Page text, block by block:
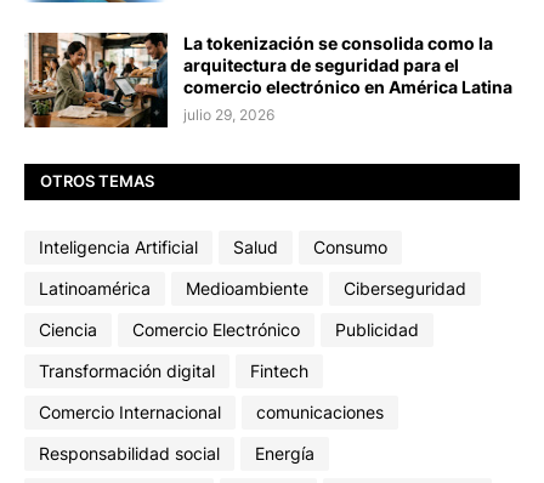
La tokenización se consolida como la
arquitectura de seguridad para el
comercio electrónico en América Latina
julio 29, 2026
OTROS TEMAS
Inteligencia Artificial Salud
Consumo
Latinoamérica
Medioambiente
Ciberseguridad
Ciencia
Comercio Electrónico
Publicidad
Transformación digital
Fintech
Comercio Internacional
comunicaciones
Responsabilidad social
Energía